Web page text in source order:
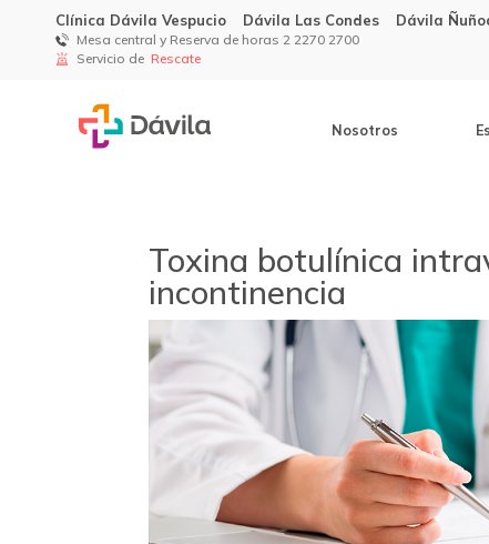
Clínica Dávila Vespucio Dávila Las Condes Dávila
Mesa central y Reserva de horas 2 2270 2700
Servicio de Rescate
Nosotros
Toxina botulínica
incontinencia